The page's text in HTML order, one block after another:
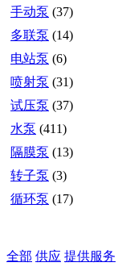
手动泵 (37)
多联泵 (14)
电站泵 (6)
喷射泵 (31)
试压泵 (37)
水泵 (411)
隔膜泵 (13)
转子泵 (3)
循环泵 (17)
全部 供应 提供服务